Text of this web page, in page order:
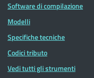
Software di compilazione
Modelli
Specifiche tecniche
Codici tributo
Vedi tutti gli strumenti